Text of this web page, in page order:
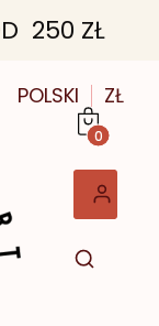
250 ZŁ
POLSKI ZŁ